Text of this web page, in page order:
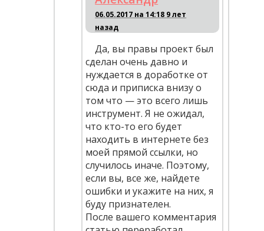
06.05.2017 на 14:18 9 лет
назад
Да, вы правы проект был
сделан очень давно и
нуждается в доработке от
сюда и приписка внизу о
том что — это всего лишь
инструмент. Я не ожидал,
что кто-то его будет
находить в интернете без
моей прямой ссылки, но
случилось иначе. Поэтому,
если вы, все же, найдете
ошибки и укажите на них, я
буду признателен.
После вашего комментария